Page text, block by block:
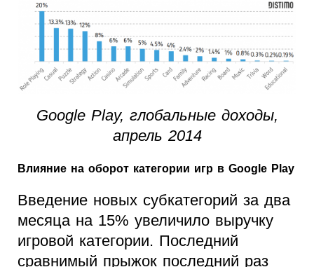
Google Play, глобальные доходы,
апрель 2014
Влияние на оборот категории игр в Google Play
Введение новых субкатегорий за два
месяца на 15% увеличило выручку
игровой категории. Последний
сравнимый прыжок последний раз